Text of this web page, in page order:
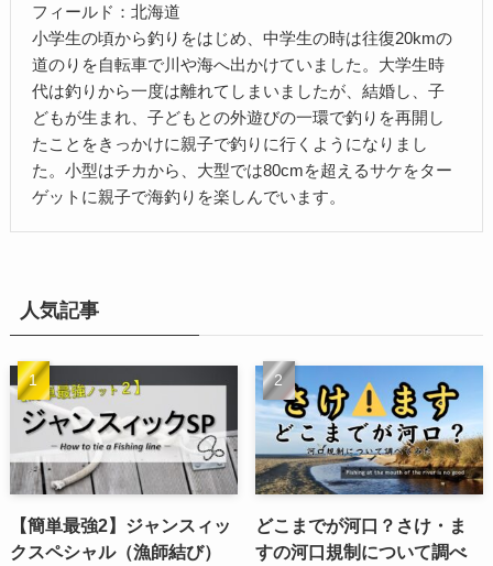
フィールド：北海道
小学生の頃から釣りをはじめ、中学生の時は往復20kmの
道のりを自転車で川や海へ出かけていました。大学生時
代は釣りから一度は離れてしまいましたが、結婚し、子
どもが生まれ、子どもとの外遊びの一環で釣りを再開し
たことをきっかけに親子で釣りに行くようになりまし
た。小型はチカから、大型では80cmを超えるサケをター
ゲットに親子で海釣りを楽しんでいます。
人気記事
【簡単最強2】ジャンスィッ
クスペシャル（漁師結び）
どこまでが河口？さけ・ま
すの河口規制について調べ